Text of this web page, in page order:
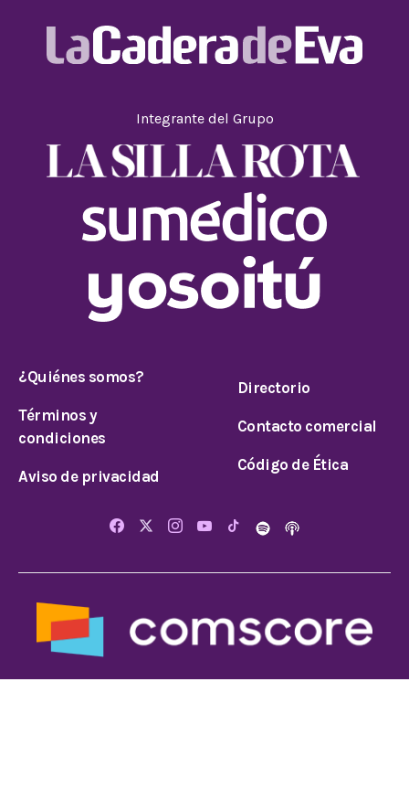
Integrante del Grupo
¿Quiénes somos?
Términos y
condiciones
Aviso de privacidad
Directorio
Contacto comercial
Código de Ética